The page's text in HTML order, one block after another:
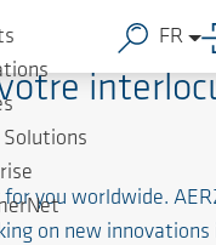
you worldwide.
on new innovations
FR